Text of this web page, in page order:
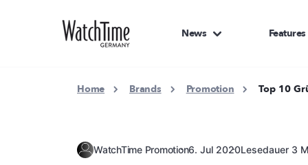
News Features
Home Brands Promotion Top 10
WatchTime Promotion6. Jul 2020Lesedauer 3